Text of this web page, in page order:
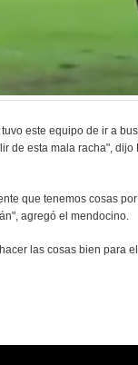
este equipo de ir a
de esta mala racha",
que tenemos cosas
agregó el mendocino.
las cosas bien para